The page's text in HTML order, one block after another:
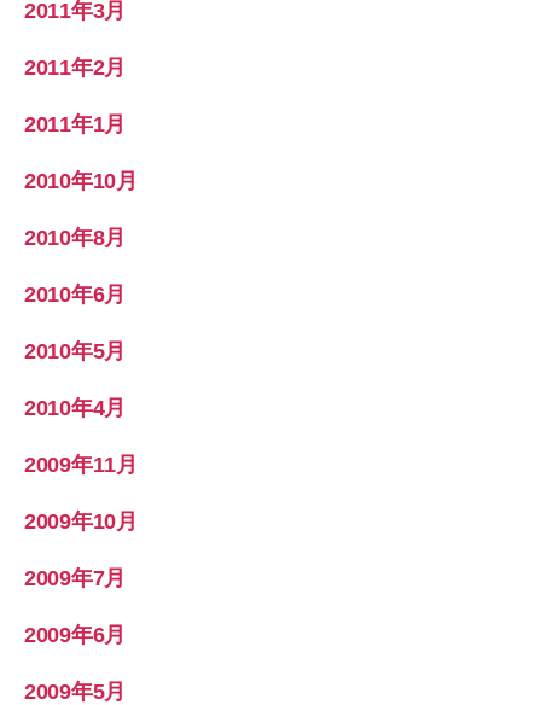
2011年3月
2011年2月
2011年1月
2010年10月
2010年8月
2010年6月
2010年5月
2010年4月
2009年11月
2009年10月
2009年7月
2009年6月
2009年5月